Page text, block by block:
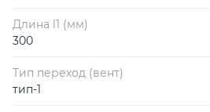
Длина l1 (мм)
300
Тип переход (вент)
тип-1